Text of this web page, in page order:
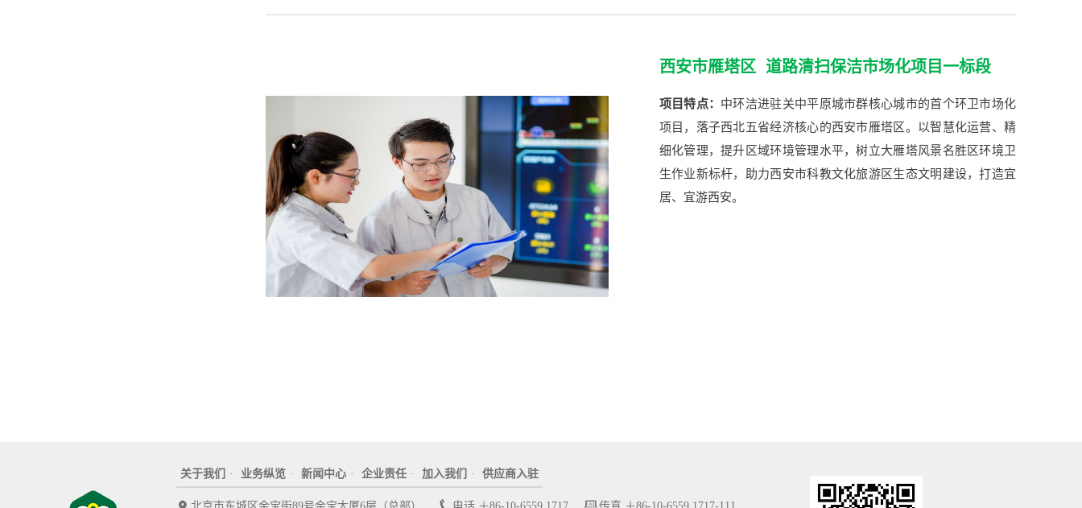
西安市雁塔区 道路清扫保洁市场化项目一标段
项目特点： 中环洁进驻关中平原城市群核心城市的首个环卫市场化
项目，落子西北五省经济核心的西安市雁塔区。以智慧化运营、精
细化管理，提升区域环境管理水平，树立大雁塔风景名胜区环境卫
生作业新标杆，助力西安市科教文化旅游区生态文明建设，打造宜
居、宜游西安。
关于我们 · 业务纵览 · 新闻中心 · 企业责任 · 加入我们 · 供应商入驻